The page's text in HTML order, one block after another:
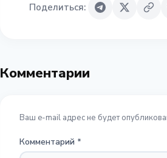
Поделиться:
Комментарии
Ваш e-mail адрес не будет
Комментарий *